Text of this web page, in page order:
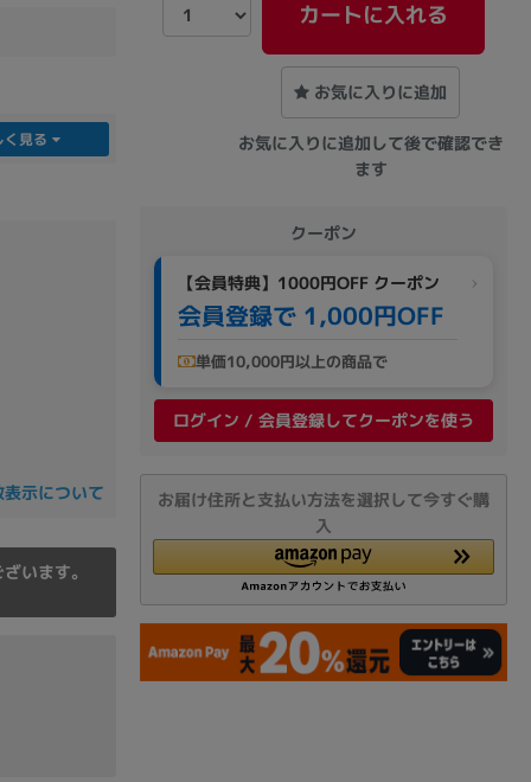
カートに入れる
お気に入りに追加
お気に入りに追加して後で確認でき
ます
クーポン
【会員特典】1000円OFF クーポン
会員登録で 1,000円OFF
単価10,000円以上の商品で
ログイン / 会員登録してクーポンを使う
お届け住所と支払い方法を選択して今すぐ購
入
く見る
示について
います。